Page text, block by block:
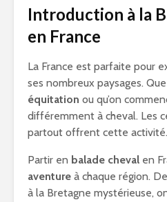
Introduction à la
en France
La France est parfaite pour
ses nombreux paysages.
équitation ou qu’on
différemment à cheval. Les
partout offrent cette activité.
Partir en balade cheval en
aventure à chaque région.
à la Bretagne mystérieuse,